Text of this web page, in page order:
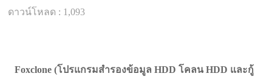
ดาวน์โหลด : 1,093
Foxclone (โปรแกรมสำรองข้อมูล HDD โคลน HDD และกู้